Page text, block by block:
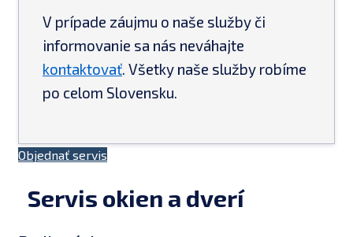
V prípade záujmu o naše služby či
informovanie sa nás neváhajte
kontaktovať. Všetky naše služby robíme
po celom Slovensku.
Objednať servis
Servis okien a dverí